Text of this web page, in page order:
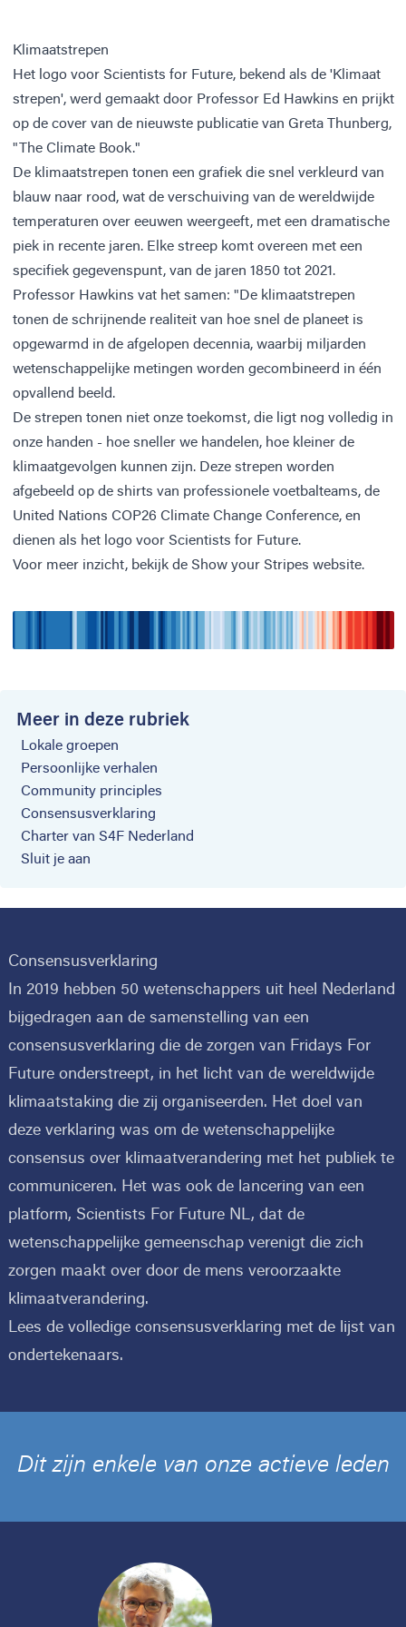
Klimaatstrepen
Het logo voor Scientists for Future, bekend als de 'Klimaat
strepen', werd gemaakt door Professor Ed Hawkins en prijkt
op de cover van de nieuwste publicatie van Greta Thunberg,
"The Climate Book."
De klimaatstrepen tonen een grafiek die snel verkleurd van
blauw naar rood, wat de verschuiving van de wereldwijde
temperaturen over eeuwen weergeeft, met een dramatische
piek in recente jaren. Elke streep komt overeen met een
specifiek gegevenspunt, van de jaren 1850 tot 2021.
Professor Hawkins vat het samen: "De klimaatstrepen
tonen de schrijnende realiteit van hoe snel de planeet is
opgewarmd in de afgelopen decennia, waarbij miljarden
wetenschappelijke metingen worden gecombineerd in één
opvallend beeld.
De strepen tonen niet onze toekomst, die ligt nog volledig in
onze handen - hoe sneller we handelen, hoe kleiner de
klimaatgevolgen kunnen zijn. Deze strepen worden
afgebeeld op de shirts van professionele voetbalteams, de
United Nations COP26 Climate Change Conference, en
dienen als het logo voor Scientists for Future.
Voor meer inzicht, bekijk de Show your Stripes website.
Meer in deze rubriek
Lokale groepen
Persoonlijke verhalen
Community principles
Consensusverklaring
Charter van S4F Nederland
Sluit je aan
Consensusverklaring
In 2019 hebben 50 wetenschappers uit heel Nederland
bijgedragen aan de samenstelling van een
consensusverklaring die de zorgen van Fridays For
Future onderstreept, in het licht van de wereldwijde
klimaatstaking die zij organiseerden. Het doel van
deze verklaring was om de wetenschappelijke
consensus over klimaatverandering met het publiek te
communiceren. Het was ook de lancering van een
platform, Scientists For Future NL, dat de
wetenschappelijke gemeenschap verenigt die zich
zorgen maakt over door de mens veroorzaakte
klimaatverandering.
Lees de volledige consensusverklaring met de lijst van
ondertekenaars.
Dit zijn enkele van onze actieve leden